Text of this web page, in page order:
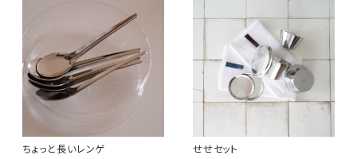
ちょっと長いレンゲ せせセット